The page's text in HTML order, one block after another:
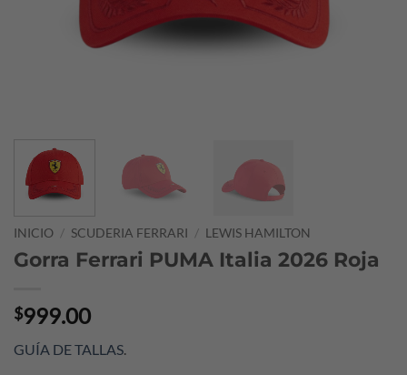
INICIO / SCUDERIA FERRARI / LEWIS HAMILTON
Gorra Ferrari PUMA Italia 2026 Roja
$999.00
GUÍA DE TALLAS